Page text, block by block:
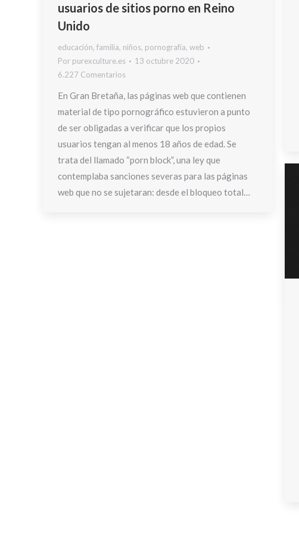
usuarios de sitios porno en Reino
Unido
educación, familia, niños, pornografía, web
Por purexculture.es
13 octubre 2020
6.227 Comentarios
En Gran Bretaña, las páginas web que contienen
material de tipo pornográfico estuvieron a punto
de ser obligadas a verificar que los propios
usuarios tengan al menos 18 años de edad. Se
trata del llamado “porn block”, una ley que
contemplaba sanciones severas para las páginas
web que no se sujetaran: desde el bloqueo total…